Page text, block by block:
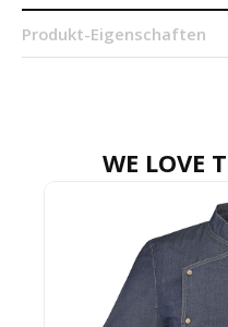
Produkt-Eigenschaften
WE LOVE